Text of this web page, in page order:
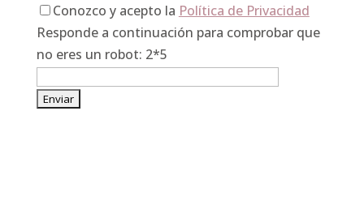
Conozco y acepto la Política de Privacidad
Responde a continuación para comprobar que
no eres un robot: 2*5